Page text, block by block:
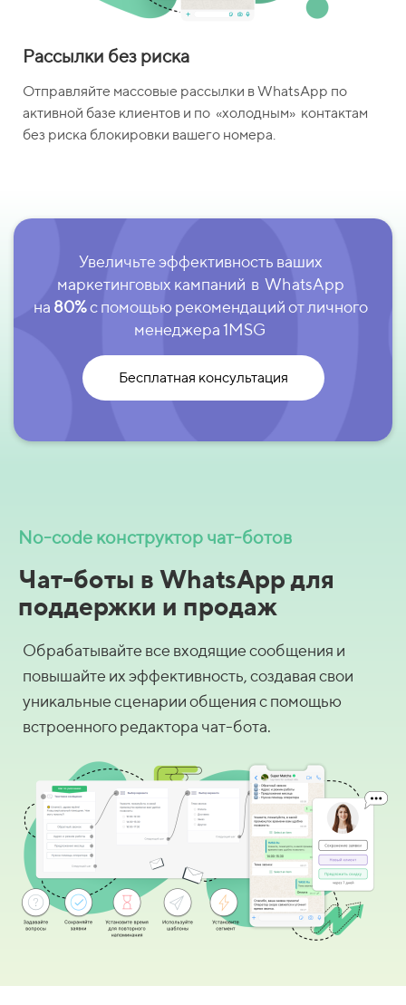
Рассылки без риска
Отправляйте массовые рассылки в WhatsApp по
активной базе клиентов и по «холодным» контактам
без риска блокировки вашего номера.
Увеличьте эффективность ваших
маркетинговых кампаний в WhatsApp
на 80%с помощью рекомендаций от личного
менеджера 1MSG
Бесплатная консультация
No-code конструктор чат-ботов
Чат-боты в WhatsApp для
поддержки и продаж
Обрабатывайте все входящие сообщения и
повышайте их эффективность, создавая свои
уникальные сценарии общения с помощью
встроенного редактора чат-бота.